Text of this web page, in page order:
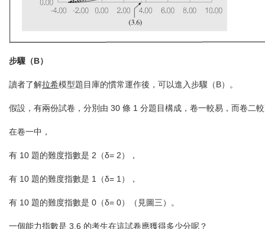
步驟（B）
讀者了解拉希模型題目庫的慣常運作後，可以進入步驟（B）。
假設，有兩份試卷，分別由 30 條 1 分題目構成，卷一較易，而卷二
在卷一中，
有 10 題的難度指數是 2（δ= 2），
有 10 題的難度指數是 1（δ= 1），
有 10 題的難度指數是 0（δ= 0）（見圖三）。
一個能力指數是 3.6 的考生在這試卷應獲得多少分呢？